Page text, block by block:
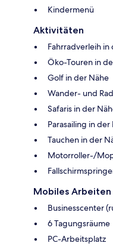
Kindermenü
Aktivitäten
Fahrradverleih in
Öko-Touren in
Golf in der Nähe
Wander- und
Safaris in der
Parasailing in der
Tauchen in der
Motorroller-/
Mobiles Arbeiten
Businesscenter
6 Tagungsräume
PC-Arbeitsplatz